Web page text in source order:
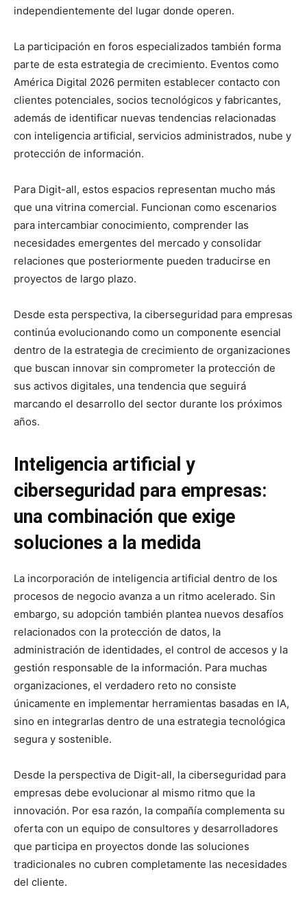
independientemente del lugar donde operen.
La participación en foros especializados también forma
parte de esta estrategia de crecimiento. Eventos como
América Digital 2026 permiten establecer contacto con
clientes potenciales, socios tecnológicos y fabricantes,
además de identificar nuevas tendencias relacionadas
con inteligencia artificial, servicios administrados, nube y
protección de información.
Para Digit-all, estos espacios representan mucho más
que una vitrina comercial. Funcionan como escenarios
para intercambiar conocimiento, comprender las
necesidades emergentes del mercado y consolidar
relaciones que posteriormente pueden traducirse en
proyectos de largo plazo.
Desde esta perspectiva, la ciberseguridad para empresas
continúa evolucionando como un componente esencial
dentro de la estrategia de crecimiento de organizaciones
que buscan innovar sin comprometer la protección de
sus activos digitales, una tendencia que seguirá
marcando el desarrollo del sector durante los próximos
años.
Inteligencia artificial y
ciberseguridad para empresas:
una combinación que exige
soluciones a la medida
La incorporación de inteligencia artificial dentro de los
procesos de negocio avanza a un ritmo acelerado. Sin
embargo, su adopción también plantea nuevos desafíos
relacionados con la protección de datos, la
administración de identidades, el control de accesos y la
gestión responsable de la información. Para muchas
organizaciones, el verdadero reto no consiste
únicamente en implementar herramientas basadas en IA,
sino en integrarlas dentro de una estrategia tecnológica
segura y sostenible.
Desde la perspectiva de Digit-all, la ciberseguridad para
empresas debe evolucionar al mismo ritmo que la
innovación. Por esa razón, la compañía complementa su
oferta con un equipo de consultores y desarrolladores
que participa en proyectos donde las soluciones
tradicionales no cubren completamente las necesidades
del cliente.